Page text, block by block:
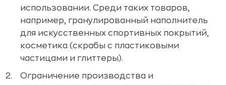
использовании. Среди таких товаров,
например, гранулированный наполнитель
для искусственных спортивных покрытий,
косметика (скрабы с пластиковыми
частицами и глиттеры).
Ограничение производства и